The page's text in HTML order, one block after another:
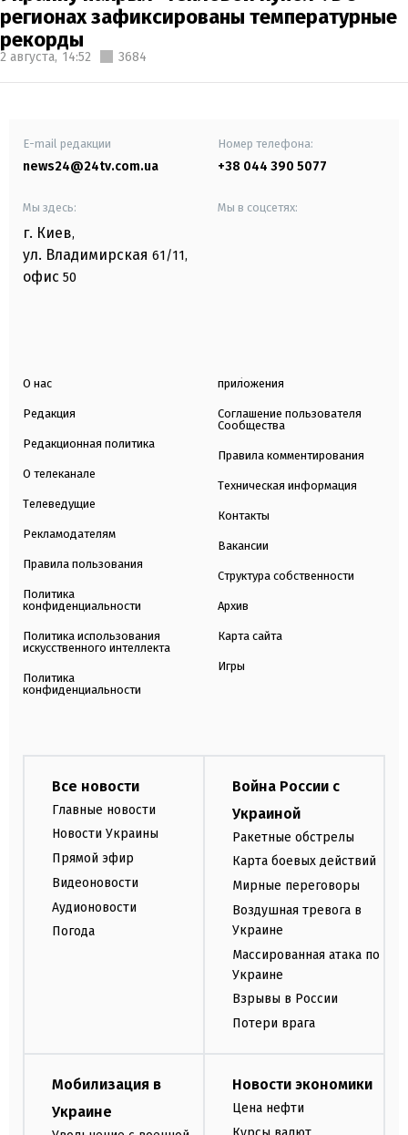
регионах зафиксированы температурные
рекорды
2 августа, 14:52 3684
E-mail редакции
news24@24tv.com.ua
Номер телефона:
+38 044 390 5077
Мы здесь:
г. Киев,
ул. Владимирская 61/11,
офис 50
Мы в соцсетях:
О нас
Редакция
Редакционная политика
О телеканале
Телеведущие
Рекламодателям
Правила пользования
Политика
конфиденциальности
Политика использования
искусственного интеллекта
Политика
конфиденциальности
приложения
Соглашение пользователя
Сообщества
Правила комментирования
Техническая информация
Контакты
Вакансии
Структура собственности
Архив
Карта сайта
Игры
Все новости
Главные новости
Новости Украины
Прямой эфир
Видеоновости
Аудионовости
Погода
Война России с
Украиной
Ракетные обстрелы
Карта боевых действий
Мирные переговоры
Воздушная тревога в
Украине
Массированная атака по
Украине
Взрывы в России
Потери врага
Мобилизация в
Украине
Новости экономики
Цена нефти